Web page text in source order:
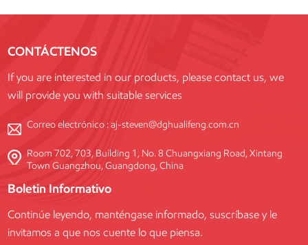
CONTÁCTENOS
If you are interested in our products, please contact us, we
will provide you with suitable services
Correo electrónico :aj-steven@dghualifeng.com.cn
Room 702, 703, Building 1, No. 8 Chuangxiang Road, Xintang
Town Guangzhou, Guangdong, China
Boletin Informativo
Continúe leyendo, manténgase informado, suscríbase y le
invitamos a que nos cuente lo que piensa.